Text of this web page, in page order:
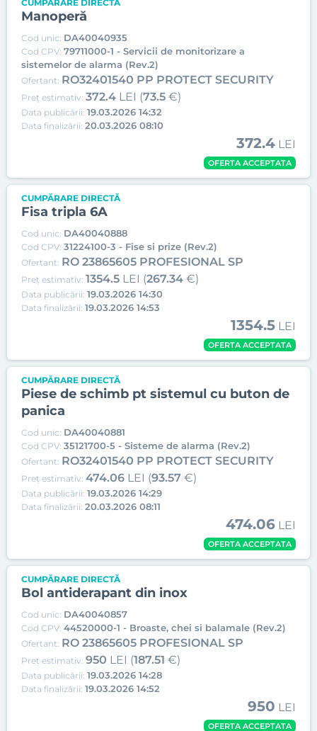
CUMPĂRARE DIRECTĂ
Manoperă
Cod unic: DA40040935
Cod CPV: 79711000-1 - Servicii de monitorizare a
sistemelor de alarma (Rev.2)
Ofertant: RO32401540 PP PROTECT SECURITY
Preț estimativ: 372.4 LEI (73.5 €)
Data publicării: 19.03.2026 14:32
Data finalizării: 20.03.2026 08:10
372.4 LEI
OFERTA ACCEPTATA
CUMPĂRARE DIRECTĂ
Fisa tripla 6A
Cod unic: DA40040888
Cod CPV: 31224100-3 - Fise si prize (Rev.2)
Ofertant: RO 23865605 PROFESIONAL SP
Preț estimativ: 1354.5 LEI (267.34 €)
Data publicării: 19.03.2026 14:30
Data finalizării: 19.03.2026 14:53
1354.5 LEI
OFERTA ACCEPTATA
CUMPĂRARE DIRECTĂ
Piese de schimb pt sistemul cu buton de
panica
Cod unic: DA40040881
Cod CPV: 35121700-5 - Sisteme de alarma (Rev.2)
Ofertant: RO32401540 PP PROTECT SECURITY
Preț estimativ: 474.06 LEI (93.57 €)
Data publicării: 19.03.2026 14:29
Data finalizării: 20.03.2026 08:11
474.06 LEI
OFERTA ACCEPTATA
CUMPĂRARE DIRECTĂ
Bol antiderapant din inox
Cod unic: DA40040857
Cod CPV: 44520000-1 - Broaste, chei si balamale (Rev.2)
Ofertant: RO 23865605 PROFESIONAL SP
Preț estimativ: 950 LEI (187.51 €)
Data publicării: 19.03.2026 14:28
Data finalizării: 19.03.2026 14:52
950 LEI
OFERTA ACCEPTATA